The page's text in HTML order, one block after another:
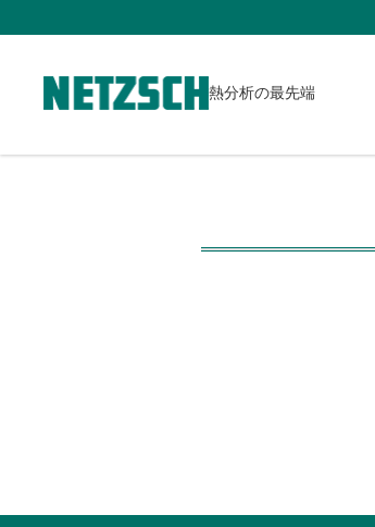
熱分析の最先端